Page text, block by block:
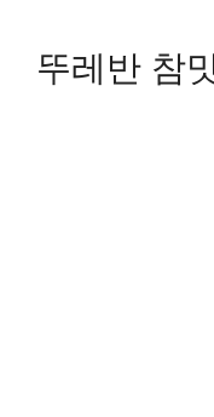
뚜레반 참